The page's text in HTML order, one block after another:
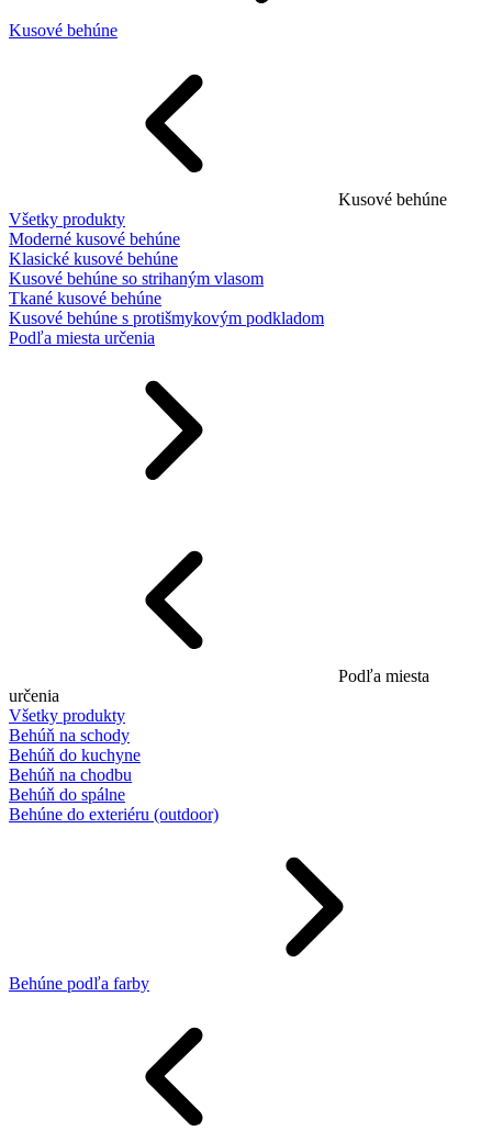
Kusové behúne
Kusové behúne
Všetky produkty
Moderné kusové behúne
Klasické kusové behúne
Kusové behúne so strihaným vlasom
Tkané kusové behúne
Kusové behúne s protišmykovým podkladom
Podľa miesta určenia
Podľa miesta
určenia
Všetky produkty
Behúň na schody
Behúň do kuchyne
Behúň na chodbu
Behúň do spálne
Behúne do exteriéru (outdoor)
Behúne podľa farby